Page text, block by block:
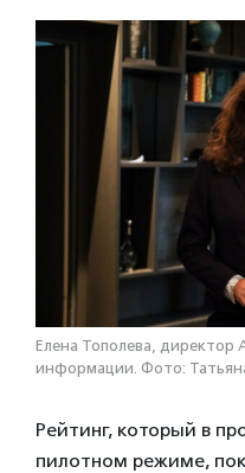
Елена Тополева, директор
информации. Фото:
Рейтинг, который в
пилотном режиме,